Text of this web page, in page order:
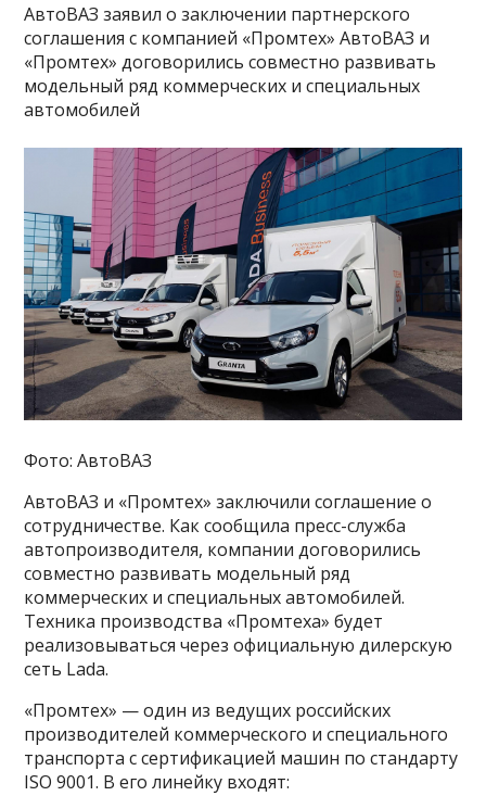
АвтоВАЗ заявил о заключении партнерского
соглашения с компанией «Промтех» АвтоВАЗ и
«Промтех» договорились совместно развивать
модельный ряд коммерческих и специальных
автомобилей
Фото: АвтоВАЗ
АвтоВАЗ и «Промтех» заключили соглашение о
сотрудничестве. Как сообщила пресс-служба
автопроизводителя, компании договорились
совместно развивать модельный ряд
коммерческих и специальных автомобилей.
Техника производства «Промтеха» будет
реализовываться через официальную дилерскую
сеть Lada.
«Промтех» — один из ведущих российских
производителей коммерческого и специального
транспорта с сертификацией машин по стандарту
ISO 9001. В его линейку входят: